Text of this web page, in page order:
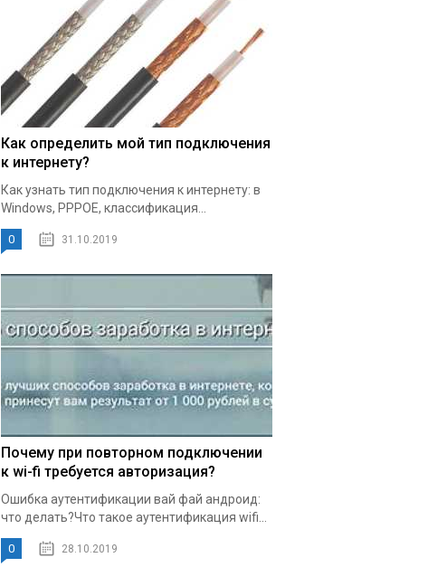
Как определить мой тип подключения
к интернету?
Как узнать тип подключения к интернету: в
Windows, PPPOE, классификация...
0 31.10.2019
Почему при повторном подключении
к wi-fi требуется авторизация?
Ошибка аутентификации вай фай андроид:
что делать?Что такое аутентификация wifi...
0 28.10.2019